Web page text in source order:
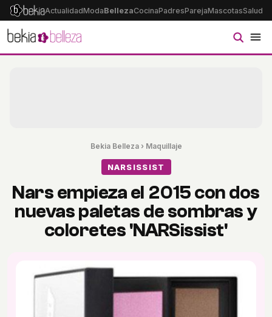
ActualidadModaBellezaCocinaPadresParejaMascotasSalud
Bekia Belleza› Maquillaje
NARSISSIST
Nars empieza el 2015 con dos
nuevas paletas de sombras y
coloretes 'NARSissist'